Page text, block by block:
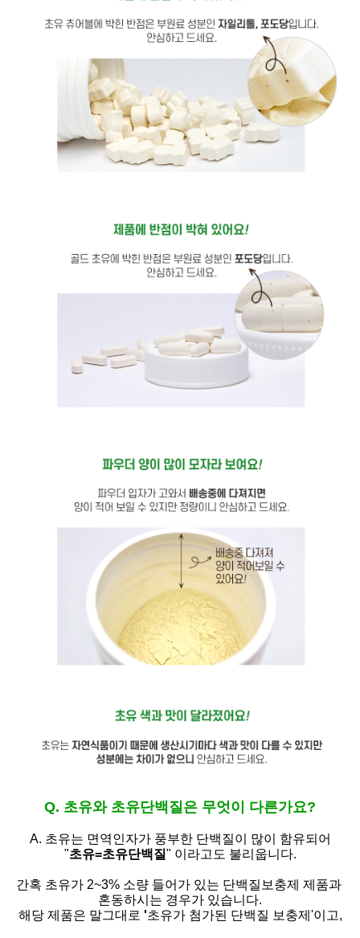
Q. 초유와 초유단백질은 무엇이 다른가요?
A. 초유는 면역인자가 풍부한 단백질이 많이 함유되어
"초유=초유단백질" 이라고도 불리웁니다.
간혹 초유가 2~3% 소량 들어가 있는 단백질보충제 제품과
혼동하시는 경우가 있습니다.
해당 제품은 말그대로 '초유가 첨가된 단백질 보충제'이고,